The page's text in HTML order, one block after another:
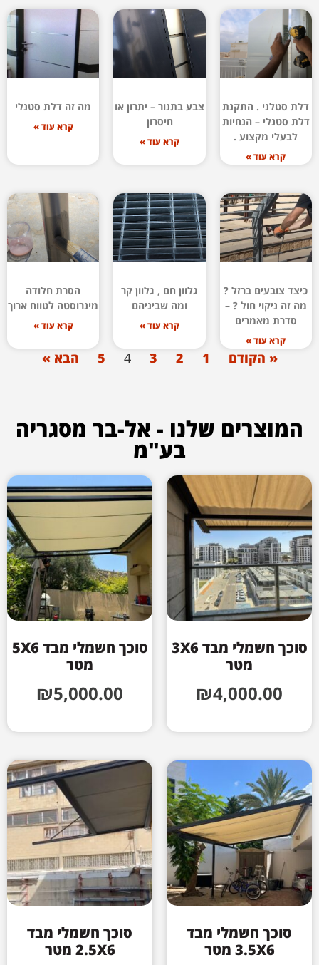
דלת סטלני . התקנת
דלת סטנלי – הנחיות
לבעלי מקצוע .
קרא עוד »
צבע בתנור – יתרון או
חיסרון
קרא עוד »
מה זה דלת סטנלי
קרא עוד »
כיצד צובעים ברזל ?
מה זה ניקוי חול ? –
סדרת מאמרים
קרא עוד »
גלוון חם , גלוון קר
ומה שביניהם
קרא עוד »
הסרת חלודה
מינרוסטה לטווח ארוך
קרא עוד »
« הקודם 1
2
3
4
5 הבא »
המוצרים שלנו - אל-בר מסגריה
בע"מ
סוכך חשמלי מבד 3X6
מטר
₪4,000.00
סוכך חשמלי מבד 5X6
מטר
₪5,000.00
סוכך חשמלי מבד
3.5X6 מטר
סוכך חשמלי מבד
2.5X6 מטר